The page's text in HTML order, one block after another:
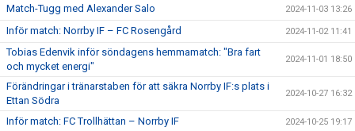
Match-Tugg med Alexander Salo 2024-11-03 13:26
Inför match: Norrby IF – FC Rosengård 2024-11-02 11:41
Tobias Edenvik inför söndagens hemmamatch: "Bra fart
och mycket energi"
2024-11-01 18:50
Förändringar i tränarstaben för att säkra Norrby IF:s plats i
Ettan Södra
2024-10-27 16:32
Inför match: FC Trollhättan – Norrby IF 2024-10-25 19:17